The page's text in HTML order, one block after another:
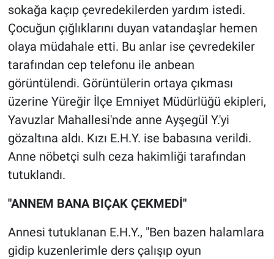
sokağa kaçıp çevredekilerden yardım istedi.
Çocuğun çığlıklarını duyan vatandaşlar hemen
olaya müdahale etti. Bu anlar ise çevredekiler
tarafından cep telefonu ile anbean
görüntülendi. Görüntülerin ortaya çıkması
üzerine Yüreğir İlçe Emniyet Müdürlüğü ekipleri,
Yavuzlar Mahallesi'nde anne Ayşegül Y.'yi
gözaltına aldı. Kızı E.H.Y. ise babasına verildi.
Anne nöbetçi sulh ceza hakimliği tarafından
tutuklandı.
"ANNEM BANA BIÇAK ÇEKMEDİ"
Annesi tutuklanan E.H.Y., "Ben bazen halamlara
gidip kuzenlerimle ders çalışıp oyun
Programlar
Sağlık
Spor
Teknoloji
Türkiye'nin Geleceği
Türkiye'nin Gündemi
Yerel Gündem
Yerel Yaşam